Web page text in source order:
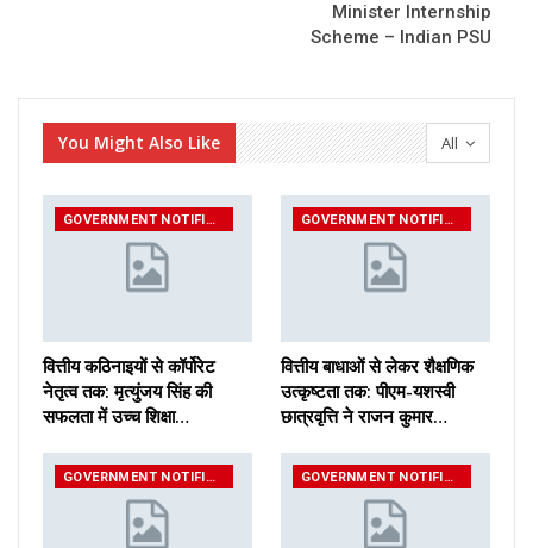
Minister Internship
Scheme – Indian PSU
All
You Might Also Like
GOVERNMENT NOTIFICATIONS
वित्तीय कठिनाइयों से कॉर्पोरेट
नेतृत्व तक: मृत्युंजय सिंह की
सफलता में उच्च शिक्षा…
GOVERNMENT NOTIFICATIONS
वित्तीय बाधाओं से लेकर शैक्षणिक
उत्कृष्टता तक: पीएम-यशस्वी
छात्रवृत्ति ने राजन कुमार…
GOVERNMENT NOTIFICATIONS GOVERNMENT NOTIFICATIONS